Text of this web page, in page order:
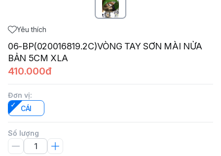
Yêu thích
06-BP(020016819.2C)VÒNG TAY SƠN MÀI NỬA
BẢN 5CM XLA
410.000đ
Đơn vị:
CÁI
Số lượng